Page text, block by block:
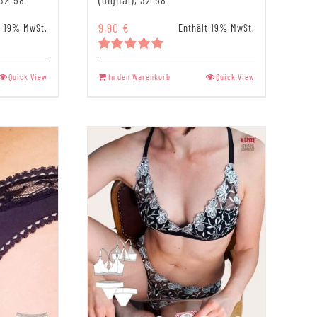
MwSt.
Quick View
mit5.00
9,90 € Enthält 19% MwSt.
In den Warenkorb Quick View